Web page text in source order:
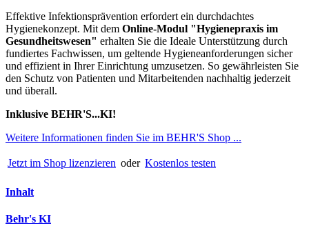
Effektive Infektionsprävention erfordert ein durchdachtes
Hygienekonzept. Mit dem Online-Modul "Hygienepraxis im
Gesundheitswesen" erhalten Sie die Ideale Unterstützung durch
fundiertes Fachwissen, um geltende Hygieneanforderungen sicher
und effizient in Ihrer Einrichtung umzusetzen. So gewährleisten Sie
den Schutz von Patienten und Mitarbeitenden nachhaltig jederzeit
und überall.
Inklusive BEHR'S...KI!
Weitere Informationen finden Sie im BEHR'S Shop ...
Jetzt im Shop lizenzieren oder Kostenlos testen
Inhalt
Behr's KI